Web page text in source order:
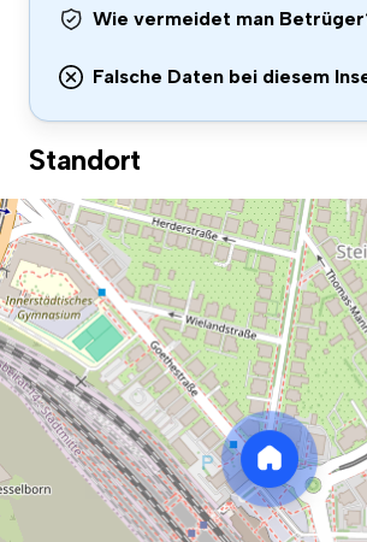
Wie vermeidet man
Falsche Daten bei diesem
Standort